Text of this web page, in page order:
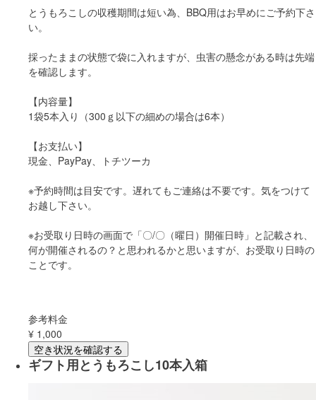
とうもろこしの収穫期間は短い為、BBQ用はお早めにご予約下さ
い。
採ったままの状態で袋に入れますが、虫害の懸念がある時は先端
を確認します。
【内容量】
1袋5本入り（300ｇ以下の細めの場合は6本）
【お支払い】
現金、PayPay、トチツーカ
※予約時間は目安です。遅れてもご連絡は不要です。気をつけて
お越し下さい。
※お受取り日時の画面で「〇/〇（曜日）開催日時」と記載され、
何が開催されるの？と思われるかと思いますが、お受取り日時の
ことです。
参考料金
¥ 1,000
空き状況を確認する
ギフト用とうもろこし10本入箱